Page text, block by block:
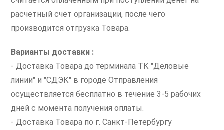
расчетный счет организации, после чего
производится отгрузка Товара.
Варианты доставки :
- Доставка Товара до терминала ТК "Деловые
линии" и "СДЭК" в городе Отправления
осуществляется бесплатно в течение 3-5 рабочих
дней с момента получения оплаты.
- Доставка Товара по г. Санкт-Петербургу